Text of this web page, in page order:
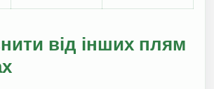
від інших плям